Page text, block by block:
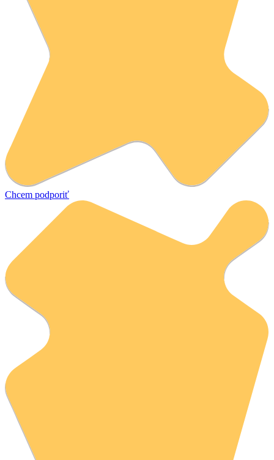
Chcem podporiť